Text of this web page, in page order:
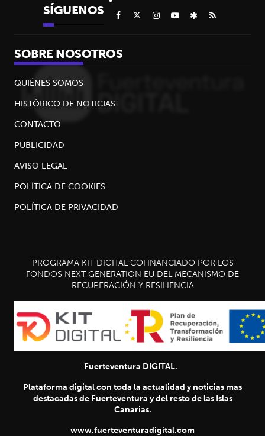
SÍGUENOS
SOBRE NOSOTROS
QUIÉNES SOMOS
HISTÓRICO DE NOTICIAS
CONTACTO
PUBLICIDAD
AVISO LEGAL
POLÍTICA DE COOKIES
POLÍTICA DE PRIVACIDAD
PROGRAMA KIT DIGITAL COFINANCIADO POR LOS
FONDOS NEXT GENERATION EU DEL MECANISMO DE
RECUPERACIÓN Y RESILIENCIA
Fuerteventura DIGITAL.
Plataforma digital con toda la actualidad y noticias mas
destacadas de Fuerteventura y del resto de las Islas
Canarias.
www.fuerteventuradigital.com